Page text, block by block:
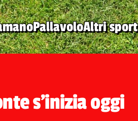
PallavoloAltri sport
s'inizia oggi